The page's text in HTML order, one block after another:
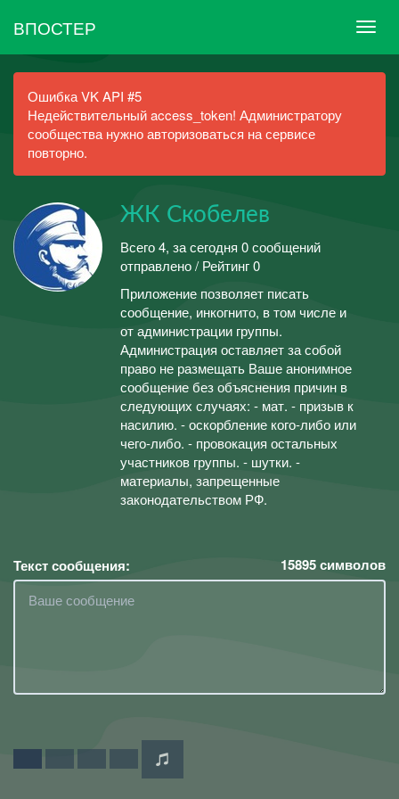
ВПОСТЕР
Ошибка VK API #5
Недействительный access_token! Администратору
сообщества нужно авторизоваться на сервисе
повторно.
ЖК Скобелев
Всего 4, за сегодня 0 сообщений
отправлено / Рейтинг 0
Приложение позволяет писать
сообщение, инкогнито, в том числе и
от администрации группы.
Администрация оставляет за собой
право не размещать Ваше анонимное
сообщение без объяснения причин в
следующих случаях: - мат. - призыв к
насилию. - оскорбление кого-либо или
чего-либо. - провокация остальных
участников группы. - шутки. -
материалы, запрещенные
законодательством РФ.
Текст сообщения: 15895символов